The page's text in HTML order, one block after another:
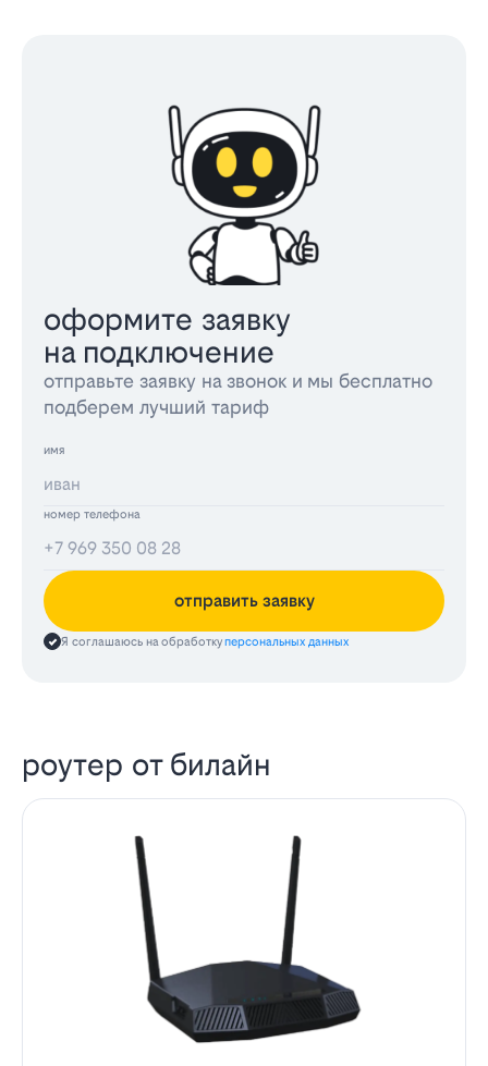
оформите заявку
на подключение
отправьте заявку на звонок и мы бесплатно
подберем лучший тариф
имя
номер телефона
отправить заявку
Я соглашаюсь на обработкуперсональных данных
роутер от билайн